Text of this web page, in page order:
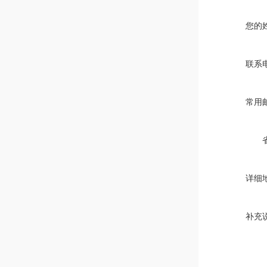
您的
联系
常用
详细
补充